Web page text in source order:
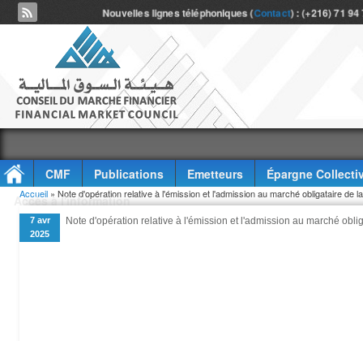
Nouvelles lignes téléphoniques (Contact) : (+216) 71
CMF Publications Emetteurs
Épargne
Accès à l'information
Vous êtes ici
Accueil » Note d'opération relative à l'émission et l'admission au marché obligataire de
7 avr
2025
Note d'opération relative à l'émission et l'admission au marché